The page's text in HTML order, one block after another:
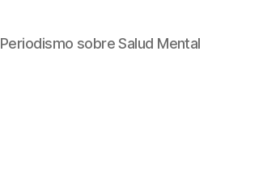
Periodismo sobre Salud Mental